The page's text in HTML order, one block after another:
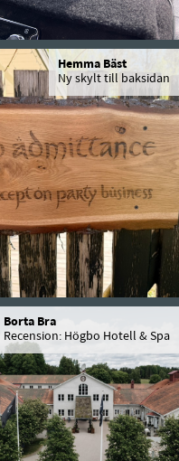
Hemma Bäst
Ny skylt till baksidan
Borta Bra
Recension: Högbo Hotell & Spa